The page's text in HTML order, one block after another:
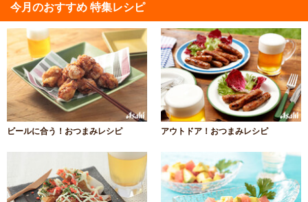
今月のおすすめ 特集レシピ
ビールに合う！おつまみレシピ アウトドア！おつまみレシピ